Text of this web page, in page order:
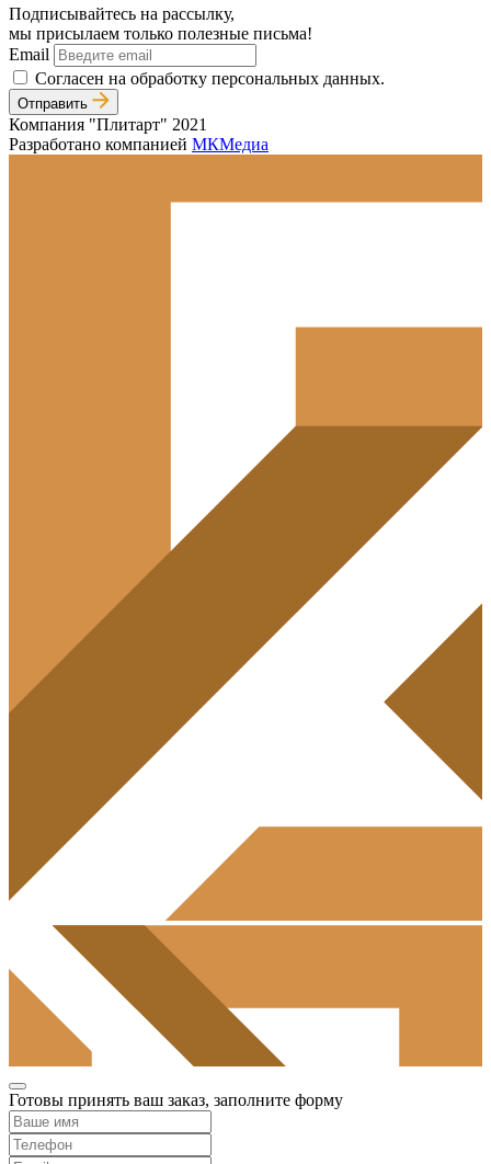
Подписывайтесь на рассылку,
мы присылаем только полезные письма!
Email
Согласен на обработку персональных данных.
Отправить
Компания "Плитарт" 2021
Разработано компанией МКМедиа
Готовы принять ваш заказ, заполните форму